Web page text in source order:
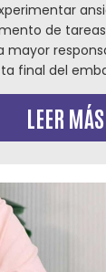
de
mayor
final del
LEER MÁS